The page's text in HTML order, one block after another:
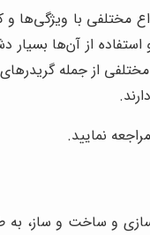
مختلفی با
از آن‌ها بسیار
مختلفی از جمله
نمایید.
و ساخت و ساز، به